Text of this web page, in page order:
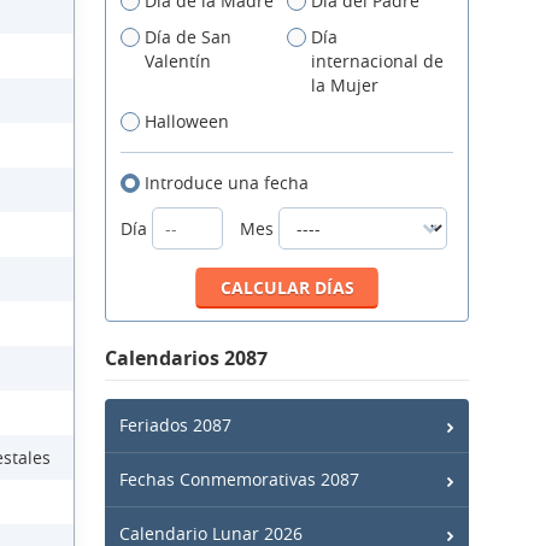
Día de San
Valentín
Día
internacional de
la Mujer
Halloween
Introduce una fecha
Día
Mes
Calendarios 2087
Feriados 2087
Fechas Conmemorativas 2087
Calendario Lunar 2026